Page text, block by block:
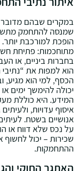
במקרים שבהם מדובר
שמנסה להתחמק
הופכת למורכבת
מתוחכמות: פתיחת
בחברות ביניים‚ או
הוא למפות את
הכסף‚ למי הוא מגיע‚
יכולה להימשך ימים
המידע. היא כוללת
איסוף עדויות‚
אנושיים בשטח.
על נכס שלא דווח
שכירות – יכול
ההתחמקות.
האתגר החוקי